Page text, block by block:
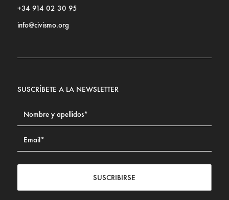
+34 914 02 30 95
info@civismo.org
SUSCRÍBETE A LA NEWSLETTER
SUSCRIBIRSE